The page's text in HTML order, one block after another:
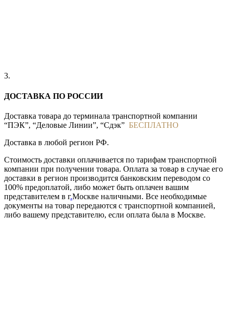
3.
ДОСТАВКА ПО РОССИИ
Доставка товара до терминала транспортной компании
“ПЭК”, “Деловые Линии”, “Сдэк” БЕСПЛАТНО
Доставка в любой регион РФ.
Стоимость доставки оплачивается по тарифам транспортной
компании при получении товара. Оплата за товар в случае его
доставки в регион производится банковским переводом со
100% предоплатой, либо может быть оплачен вашим
представителем в г.Москве наличными. Все необходимые
документы на товар передаются с транспортной компанией,
либо вашему представителю, если оплата была в Москве.